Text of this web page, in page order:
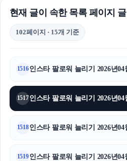
현재 글이 속한 목록 페이지 글
102페이지 · 15개 기준
1516인스타 팔로워 늘리기 2026년04
1517인스타 팔로워 늘리기 2026년04
1518인스타 팔로워 늘리기 2026년04
1519인스타 팔로워 늘리기 2026년04